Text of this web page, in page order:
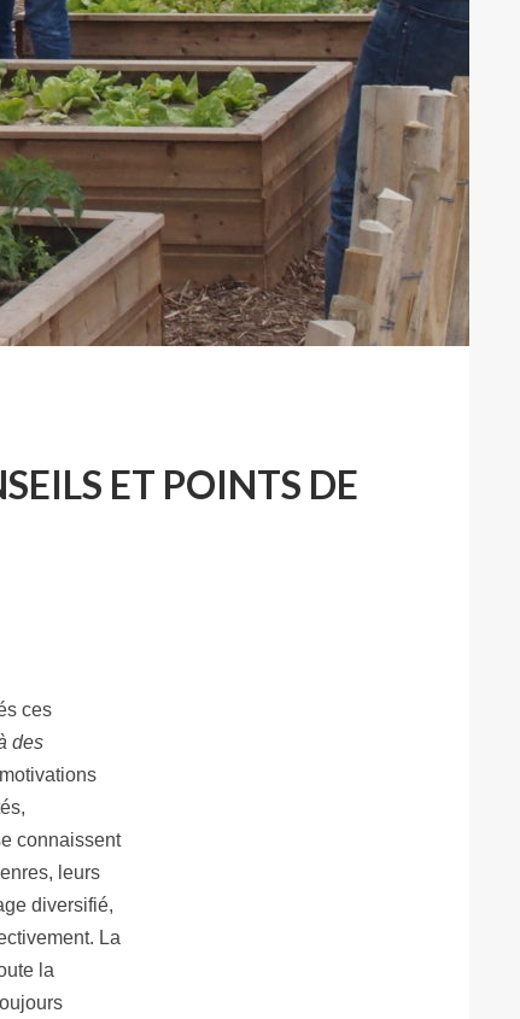
ET POINTS DE
ces
des
connaissent
leurs
diversifié,
La
la